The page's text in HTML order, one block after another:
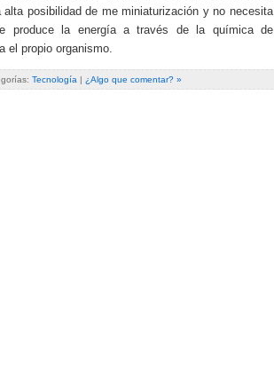
alta posibilidad de me miniaturización y no necesita
produce la energía a través de la química de
el propio organismo.
Tecnología | ¿Algo que comentar? »